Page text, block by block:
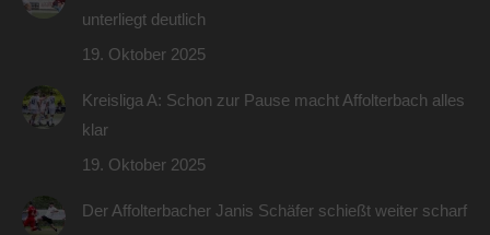
unterliegt deutlich
19. Oktober 2025
Kreisliga A: Schon zur Pause macht Affolterbach alles
klar
19. Oktober 2025
Der Affolterbacher Janis Schäfer schießt weiter scharf